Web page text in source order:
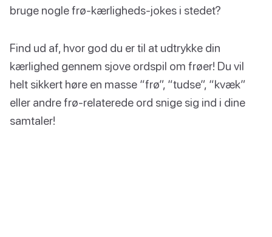
bruge nogle frø-kærligheds-jokes i stedet?
Find ud af, hvor god du er til at udtrykke din
kærlighed gennem sjove ordspil om frøer! Du vil
helt sikkert høre en masse “frø”, “tudse”, “kvæk”
eller andre frø-relaterede ord snige sig ind i dine
samtaler!